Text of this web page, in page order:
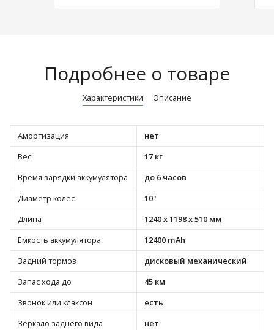
Подробнее о товаре
Характеристики Описание
Амортизация
нет
Вес
17 кг
Время зарядки аккумулятора
до 6 часов
Диаметр колес
10"
Длина
1240 х 1198 х 510 мм
Ёмкость аккумулятора
12400 mAh
Задний тормоз
дисковый механический
Запас хода до
45 км
Звонок или клаксон
есть
Зеркало заднего вида
нет